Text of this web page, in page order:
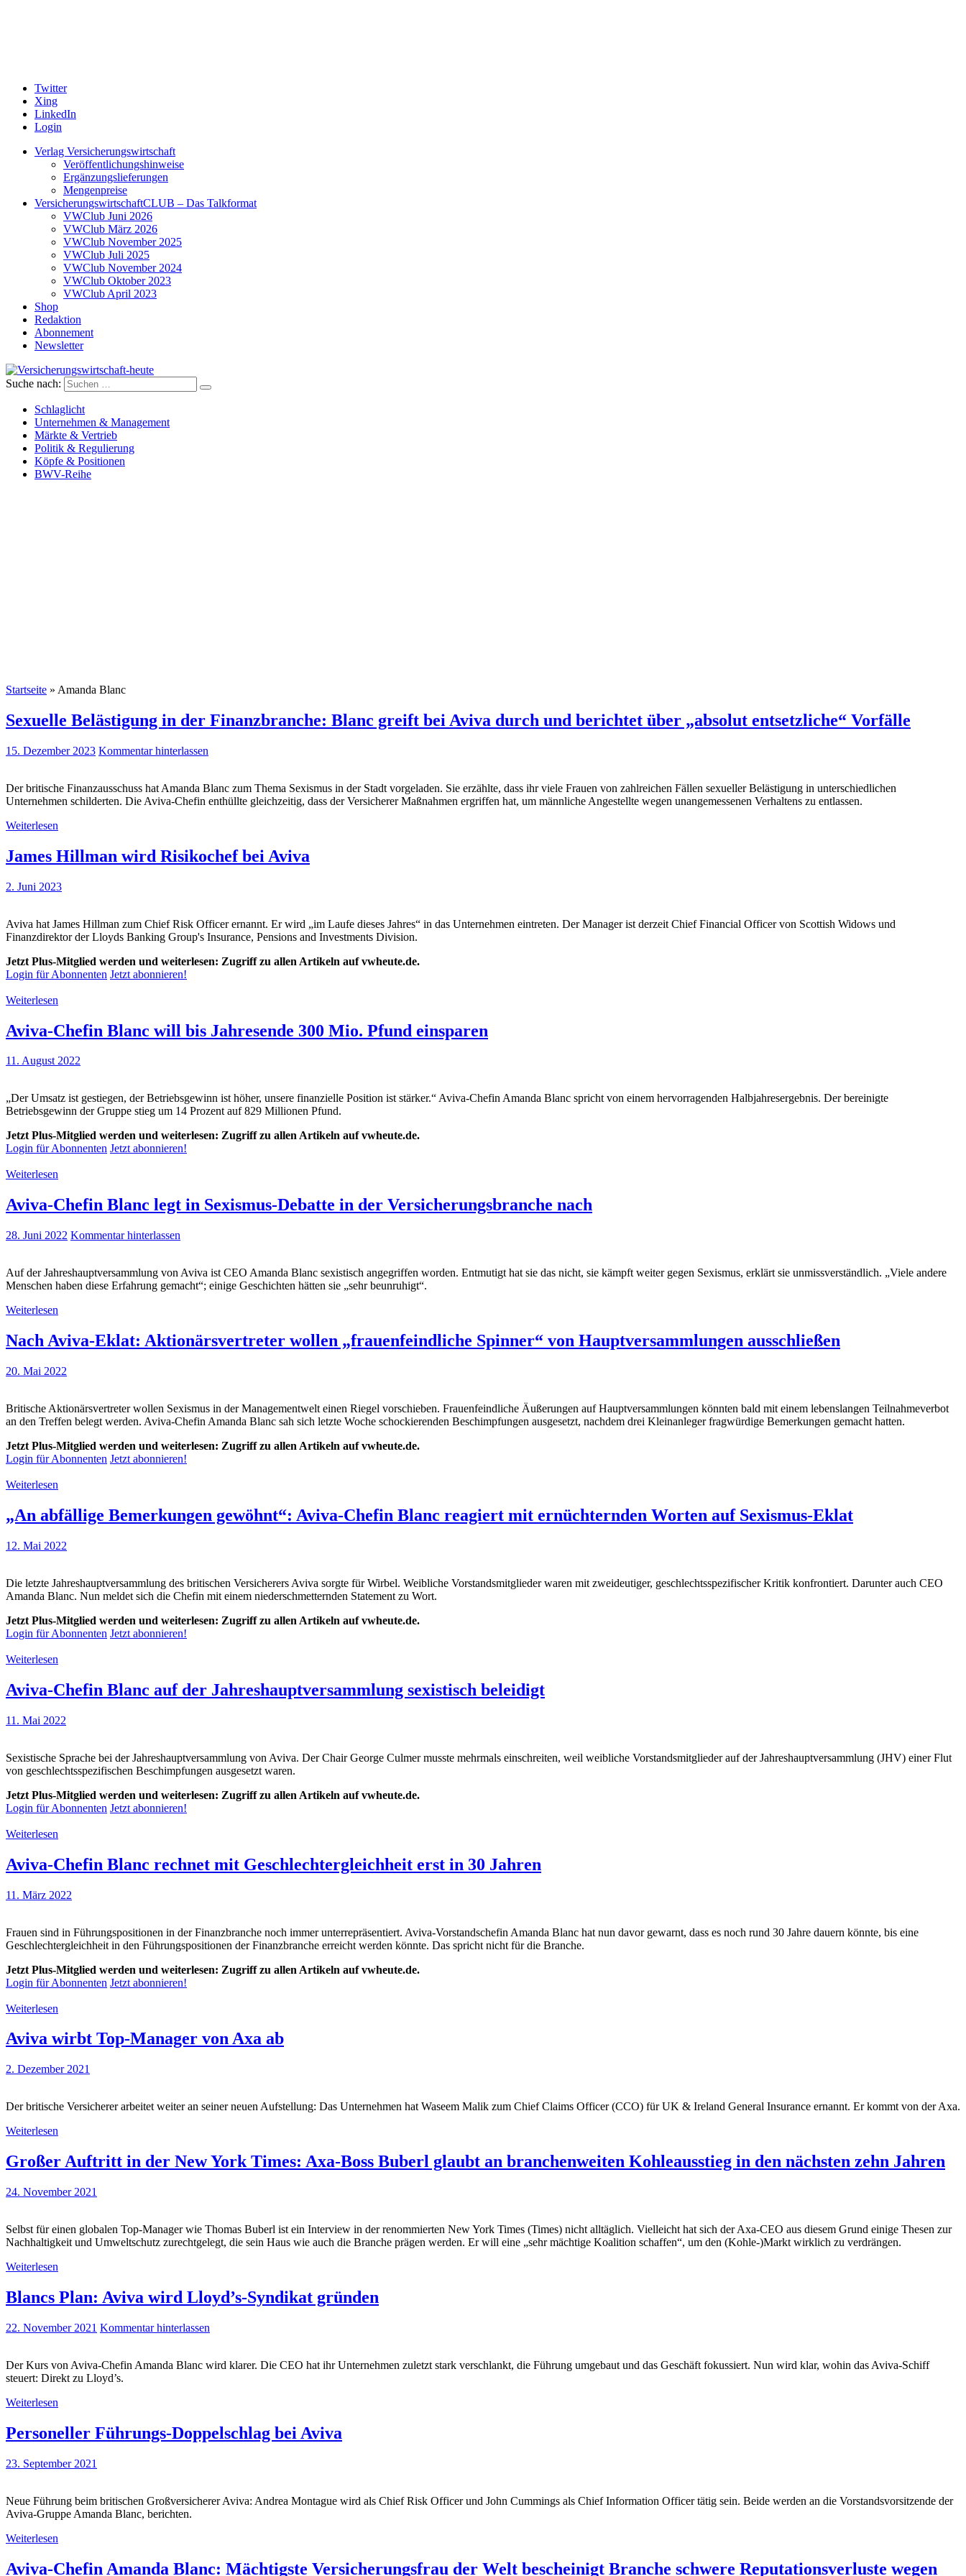
Twitter
Xing
LinkedIn
Login
Verlag Versicherungswirtschaft
Veröffentlichungshinweise
Ergänzungslieferungen
Mengenpreise
VersicherungswirtschaftCLUB – Das Talkformat
VWClub Juni 2026
VWClub März 2026
VWClub November 2025
VWClub Juli 2025
VWClub November 2024
VWClub Oktober 2023
VWClub April 2023
Shop
Redaktion
Abonnement
Newsletter
Versicherungswirtschaft-heute
Suche nach:
Schlaglicht
Unternehmen & Management
Märkte & Vertrieb
Politik & Regulierung
Köpfe & Positionen
BWV-Reihe
Startseite » Amanda Blanc
Sexuelle Belästigung in der Finanzbranche: Blanc greift bei Aviva durch und berichtet über „absolut entsetzliche“ Vorfälle
15. Dezember 2023 Kommentar hinterlassen
Der britische Finanzausschuss hat Amanda Blanc zum Thema Sexismus in der Stadt vorgeladen. Sie erzählte, dass ihr viele Frauen von zahlreichen Fällen sexueller Belästigung in unterschiedlichen
Unternehmen schilderten. Die Aviva-Chefin enthüllte gleichzeitig, dass der Versicherer Maßnahmen ergriffen hat, um männliche Angestellte wegen unangemessenen Verhaltens zu entlassen.
Weiterlesen
James Hillman wird Risikochef bei Aviva
2. Juni 2023
Aviva hat James Hillman zum Chief Risk Officer ernannt. Er wird „im Laufe dieses Jahres“ in das Unternehmen eintreten. Der Manager ist derzeit Chief Financial Officer von Scottish Widows und
Finanzdirektor der Lloyds Banking Group's Insurance, Pensions and Investments Division.
Jetzt Plus-Mitglied werden und weiterlesen: Zugriff zu allen Artikeln auf vwheute.de.
Login für Abonnenten Jetzt abonnieren!
Weiterlesen
Aviva-Chefin Blanc will bis Jahresende 300 Mio. Pfund einsparen
11. August 2022
„Der Umsatz ist gestiegen, der Betriebsgewinn ist höher, unsere finanzielle Position ist stärker.“ Aviva-Chefin Amanda Blanc spricht von einem hervorragenden Halbjahresergebnis. Der bereinigte
Betriebsgewinn der Gruppe stieg um 14 Prozent auf 829 Millionen Pfund.
Jetzt Plus-Mitglied werden und weiterlesen: Zugriff zu allen Artikeln auf vwheute.de.
Login für Abonnenten Jetzt abonnieren!
Weiterlesen
Aviva-Chefin Blanc legt in Sexismus-Debatte in der Versicherungsbranche nach
28. Juni 2022 Kommentar hinterlassen
Auf der Jahreshauptversammlung von Aviva ist CEO Amanda Blanc sexistisch angegriffen worden. Entmutigt hat sie das nicht, sie kämpft weiter gegen Sexismus, erklärt sie unmissverständlich. „Viele andere
Menschen haben diese Erfahrung gemacht“; einige Geschichten hätten sie „sehr beunruhigt“.
Weiterlesen
Nach Aviva-Eklat: Aktionärsvertreter wollen „frauenfeindliche Spinner“ von Hauptversammlungen ausschließen
20. Mai 2022
Britische Aktionärsvertreter wollen Sexismus in der Managementwelt einen Riegel vorschieben. Frauenfeindliche Äußerungen auf Hauptversammlungen könnten bald mit einem lebenslangen Teilnahmeverbot
an den Treffen belegt werden. Aviva-Chefin Amanda Blanc sah sich letzte Woche schockierenden Beschimpfungen ausgesetzt, nachdem drei Kleinanleger fragwürdige Bemerkungen gemacht hatten.
Jetzt Plus-Mitglied werden und weiterlesen: Zugriff zu allen Artikeln auf vwheute.de.
Login für Abonnenten Jetzt abonnieren!
Weiterlesen
„An abfällige Bemerkungen gewöhnt“: Aviva-Chefin Blanc reagiert mit ernüchternden Worten auf Sexismus-Eklat
12. Mai 2022
Die letzte Jahreshauptversammlung des britischen Versicherers Aviva sorgte für Wirbel. Weibliche Vorstandsmitglieder waren mit zweideutiger, geschlechtsspezifischer Kritik konfrontiert. Darunter auch CEO
Amanda Blanc. Nun meldet sich die Chefin mit einem niederschmetternden Statement zu Wort.
Jetzt Plus-Mitglied werden und weiterlesen: Zugriff zu allen Artikeln auf vwheute.de.
Login für Abonnenten Jetzt abonnieren!
Weiterlesen
Aviva-Chefin Blanc auf der Jahreshauptversammlung sexistisch beleidigt
11. Mai 2022
Sexistische Sprache bei der Jahreshauptversammlung von Aviva. Der Chair George Culmer musste mehrmals einschreiten, weil weibliche Vorstandsmitglieder auf der Jahreshauptversammlung (JHV) einer Flut
von geschlechtsspezifischen Beschimpfungen ausgesetzt waren.
Jetzt Plus-Mitglied werden und weiterlesen: Zugriff zu allen Artikeln auf vwheute.de.
Login für Abonnenten Jetzt abonnieren!
Weiterlesen
Aviva-Chefin Blanc rechnet mit Geschlechtergleichheit erst in 30 Jahren
11. März 2022
Frauen sind in Führungspositionen in der Finanzbranche noch immer unterrepräsentiert. Aviva-Vorstandschefin Amanda Blanc hat nun davor gewarnt, dass es noch rund 30 Jahre dauern könnte, bis eine
Geschlechtergleichheit in den Führungspositionen der Finanzbranche erreicht werden könnte. Das spricht nicht für die Branche.
Jetzt Plus-Mitglied werden und weiterlesen: Zugriff zu allen Artikeln auf vwheute.de.
Login für Abonnenten Jetzt abonnieren!
Weiterlesen
Aviva wirbt Top-Manager von Axa ab
2. Dezember 2021
Der britische Versicherer arbeitet weiter an seiner neuen Aufstellung: Das Unternehmen hat Waseem Malik zum Chief Claims Officer (CCO) für UK & Ireland General Insurance ernannt. Er kommt von der Axa.
Weiterlesen
Großer Auftritt in der New York Times: Axa-Boss Buberl glaubt an branchenweiten Kohleausstieg in den nächsten zehn Jahren
24. November 2021
Selbst für einen globalen Top-Manager wie Thomas Buberl ist ein Interview in der renommierten New York Times (Times) nicht alltäglich. Vielleicht hat sich der Axa-CEO aus diesem Grund einige Thesen zur
Nachhaltigkeit und Umweltschutz zurechtgelegt, die sein Haus wie auch die Branche prägen werden. Er will eine „sehr mächtige Koalition schaffen“, um den (Kohle-)Markt wirklich zu verdrängen.
Weiterlesen
Blancs Plan: Aviva wird Lloyd’s-Syndikat gründen
22. November 2021 Kommentar hinterlassen
Der Kurs von Aviva-Chefin Amanda Blanc wird klarer. Die CEO hat ihr Unternehmen zuletzt stark verschlankt, die Führung umgebaut und das Geschäft fokussiert. Nun wird klar, wohin das Aviva-Schiff
steuert: Direkt zu Lloyd’s.
Weiterlesen
Personeller Führungs-Doppelschlag bei Aviva
23. September 2021
Neue Führung beim britischen Großversicherer Aviva: Andrea Montague wird als Chief Risk Officer und John Cummings als Chief Information Officer tätig sein. Beide werden an die Vorstandsvorsitzende der
Aviva-Gruppe Amanda Blanc, berichten.
Weiterlesen
Aviva-Chefin Amanda Blanc: Mächtigste Versicherungsfrau der Welt bescheinigt Branche schwere Reputationsverluste wegen